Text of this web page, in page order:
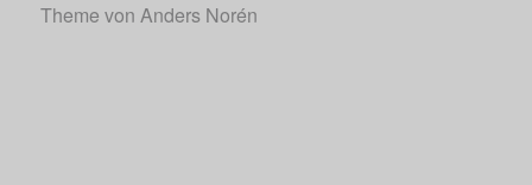
Theme von Anders Norén